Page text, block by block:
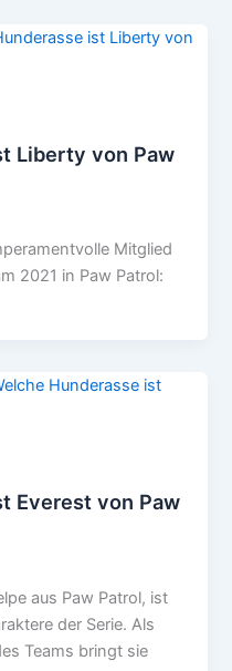
Liberty von Paw
Mitglied
2021 in Paw Patrol:
Everest von Paw
aus Paw Patrol, ist
der Serie. Als
Teams bringt sie